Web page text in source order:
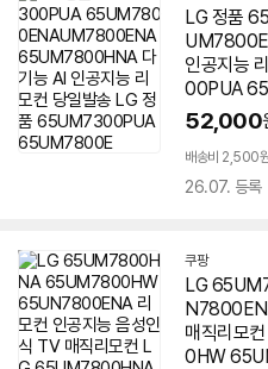
LG 정품
인공지능
00PUA
52,000
배송비 2,500
26.07. 등록
쿠팡
LG
매직리모
0HW